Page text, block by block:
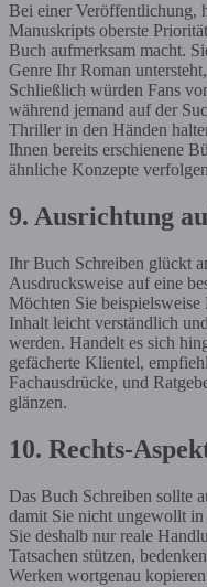
Bei einer Veröffentlichung,
Manuskripts oberste
Buch aufmerksam macht.
Genre Ihr Roman
Schließlich würden Fans
während jemand auf der
Thriller in den Händen
Ihnen bereits erschienene
ähnliche Konzepte
9. Ausrichtung
Ihr Buch Schreiben glückt
Ausdrucksweise auf eine
Möchten Sie
Inhalt leicht verständlich
werden. Handelt es sich
gefächerte Klientel,
Fachausdrücke, und
glänzen.
10. Rechts-
Das Buch Schreiben sollte
damit Sie nicht ungewollt
Sie deshalb nur reale
Tatsachen stützen,
Werken wortgenau